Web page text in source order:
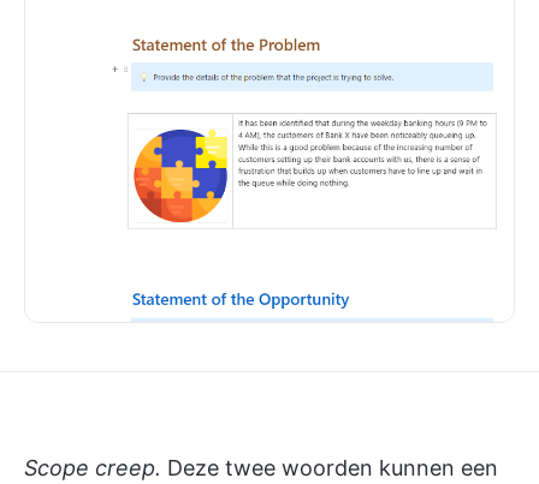
Scope creep. Deze twee woorden kunnen een